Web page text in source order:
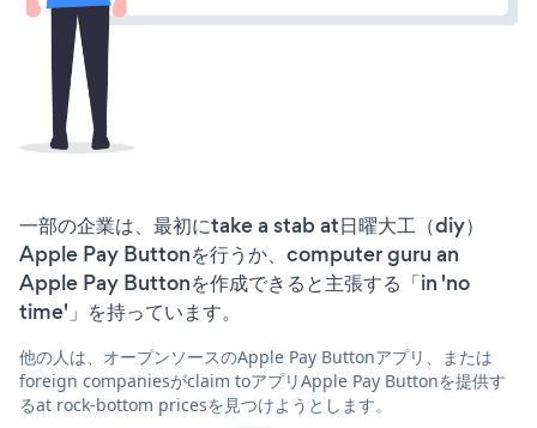
一部の企業は、最初にtake a stab at日曜大工（diy）
Apple Pay Buttonを行うか、computer guru an
Apple Pay Buttonを作成できると主張する「in 'no
time'」を持っています。
他の人は、オープンソースのApple Pay Buttonアプリ、または
foreign companiesがclaim toアプリApple Pay Buttonを提供す
るat rock-bottom pricesを見つけようとします。